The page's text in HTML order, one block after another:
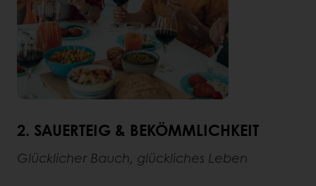
2. SAUERTEIG & BEKÖMMLICHKEIT
Glücklicher Bauch, glückliches Leben